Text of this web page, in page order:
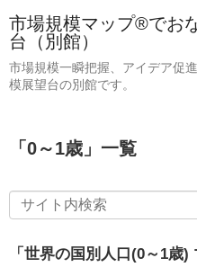
市場規模マップ®でお
台（別館）
市場規模一瞬把握、アイデア促
模展望台の別館です。
「 0～1歳 」 一覧
「世界の国別人口(0～1歳